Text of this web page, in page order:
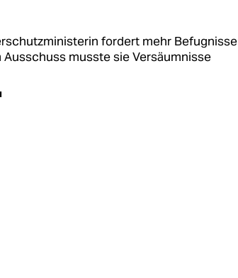
fordert mehr Befugnisse
musste sie Versäumnisse